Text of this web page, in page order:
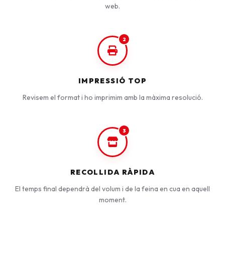
web.
2
IMPRESSIÓ TOP
Revisem el format i ho imprimim amb la màxima resolució.
3
RECOLLIDA RÀPIDA
El temps final dependrà del volum i de la feina en cua en aquell
moment.